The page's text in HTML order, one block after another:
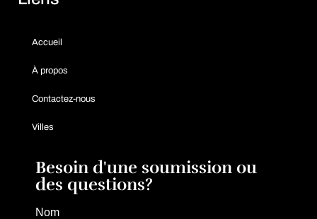
Accueil
À propos
Contactez-nous
Villes
Besoin d'une soumission ou
des questions?
Nom